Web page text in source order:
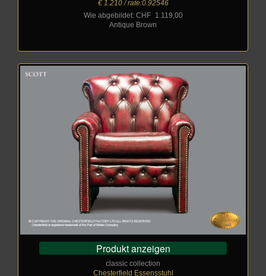
€ 1.210 / rate:0.92546
Wie abgebildet: CHF_
1.119,00
Antique Brown
Produkt anzeigen
classic collection
Chesterfield Essensstuhl